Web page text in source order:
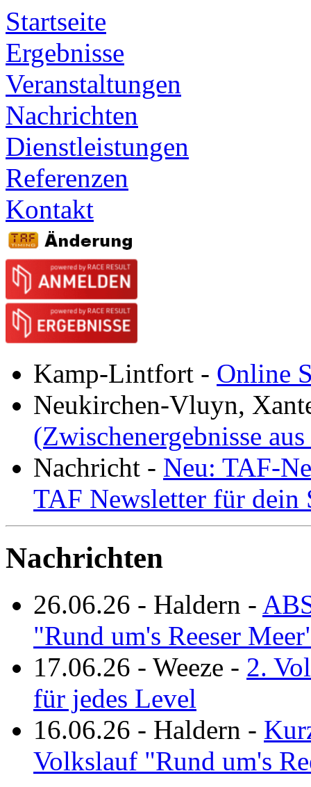
Startseite
Ergebnisse
Veranstaltungen
Nachrichten
Dienstleistungen
Referenzen
Kontakt
Kamp-Lintfort - Online
Neukirchen-Vluyn,
(Zwischenergebnisse
Nachricht - Neu: TAF-
TAF Newsletter für dein
Nachrichten
26.06.26 - Haldern -
"Rund um's Reeser
17.06.26 - Weeze - 2.
für jedes Level
16.06.26 - Haldern -
Volkslauf "Rund um's